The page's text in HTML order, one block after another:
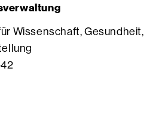
Wissenschaft, Gesundheit,